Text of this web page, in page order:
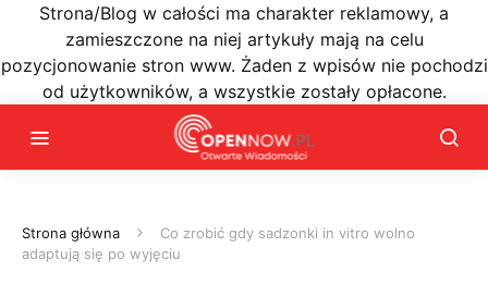
Strona/Blog w całości ma charakter reklamowy, a
zamieszczone na niej artykuły mają na celu
pozycjonowanie stron www. Żaden z wpisów nie pochodzi
od użytkowników, a wszystkie zostały opłacone.
Strona główna
Co zrobić gdy sadzonki in vitro wolno
adaptują się po wyjęciu